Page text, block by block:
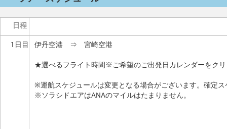
日程
1日目
伊丹空港 ⇒ 宮崎空港
★選べるフライト時間※ご希望のご出発日カレンダーをク
※運航スケジュールは変更となる場合がございます。確定
※ソラシドエアはANAのマイルはたまりません。